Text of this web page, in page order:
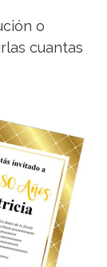
o
cuantas